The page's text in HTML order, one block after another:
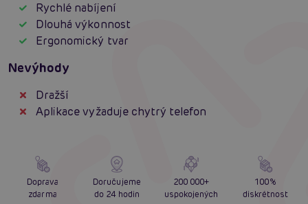
Rychlé nabíjení
Dlouhá výkonnost
Ergonomický tvar
Nevýhody
Dražší
Aplikace vyžaduje chytrý telefon
Doprava
zdarma
Doručujeme
do 24 hodin
200 000+
uspokojených
100%
diskrétnost